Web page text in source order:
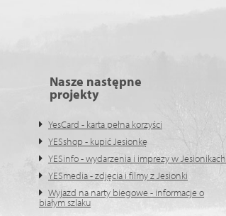
Nasze następne
projekty
YesCard - karta pełna korzyści
YESshop - kupić Jesionkę
YESinfo - wydarzenia i imprezy w Jesionikach
YESmedia - zdjęcia i filmy z Jesionki
Wyjazd na narty biegowe - informacje o
białym szlaku